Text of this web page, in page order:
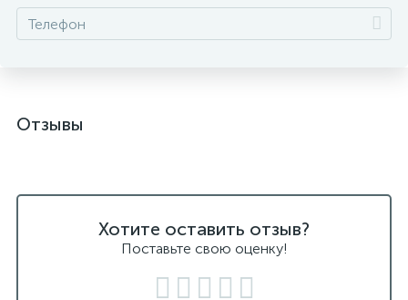
Отзывы
Хотите оставить отзыв?
Поставьте свою оценку!